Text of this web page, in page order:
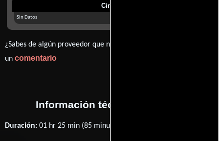
Cines
Sin Datos
¿Sabes de algún proveedor que no estamos mostrando? déjanos
un comentario
Información técnica y general
Duración: 01 hr 25 min (85 minutos) .